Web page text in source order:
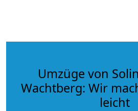
Umzüge von
Wachtberg: Wir
leicht